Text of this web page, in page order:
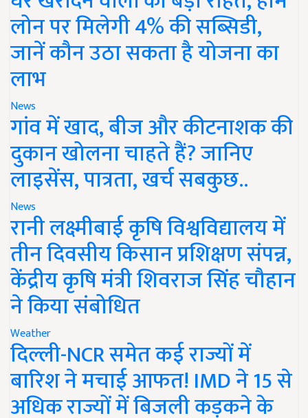
लोन पर मिलेगी 4% की सब्सिडी,
जानें कौन उठा सकता है योजना का
लाभ
News
गांव में खाद, बीज और कीटनाशक की
दुकान खोलना चाहते हैं? जानिए
लाइसेंस, पात्रता, खर्च सबकुछ..
News
रानी लक्ष्मीबाई कृषि विश्वविद्यालय में
तीन दिवसीय किसान प्रशिक्षण संपन्न,
केंद्रीय कृषि मंत्री शिवराज सिंह चौहान
ने किया संबोधित
Weather
दिल्ली-NCR समेत कई राज्यों में
बारिश ने मचाई आफत! IMD ने 15 से
अधिक राज्यों में बिजली कड़कने के